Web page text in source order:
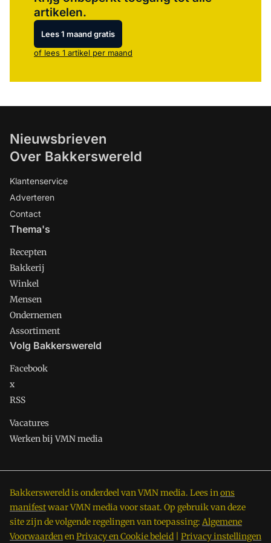
artikelen.
Lees 1 maand gratis
of lees 1 artikel per maand
Nieuwsbrieven
Over Bakkerswereld
Klantenservice
Adverteren
Contact
Thema's
Recepten
Bakkerij
Winkel
Mensen
Ondernemen
Assortiment
Volg Bakkerswereld
Facebook
x
RSS
Vacatures
Werken bij VMN media
Bakkerswereld is onderdeel van VMN media. Lees inons
manifestwaar VMN media voor staat. Op gebruik van deze
site zijn de volgende regelingen van toepassing: Algemene
VoorwaardenenPrivacy en Cookie beleid Privacy instellingen